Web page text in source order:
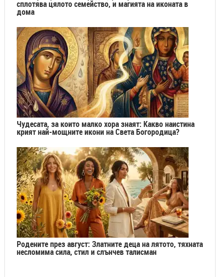
сплотява цялото семейство, и магията на иконата в
дома
Чудесата, за които малко хора знаят: Какво наистина
крият най-мощните икони на Света Богородица?
Родените през август: Златните деца на лятото, тяхната
несломима сила, стил и слънчев талисман